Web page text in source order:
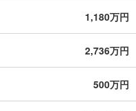
1,180万円
2,736万円
500万円